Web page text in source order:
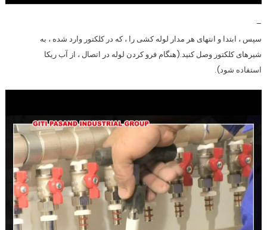
–
سپس ، ابتدا و انتهای هر مدار لوله کشی را ، که در کلکتور وارد شده ، به
شیرهای کلکتور وصل کنید.(هنگام فرو کردن لوله در اتصال ، از آب ریکا
استفاده شود).